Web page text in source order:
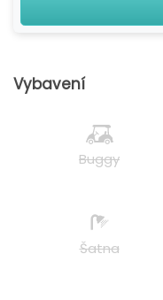
Vybavení
Buggy
Šatna